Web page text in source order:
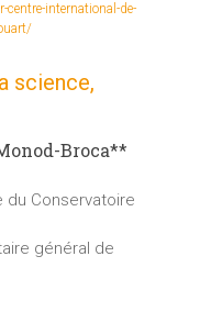
international-de-
science,
Broca**
Conservatoire
général de